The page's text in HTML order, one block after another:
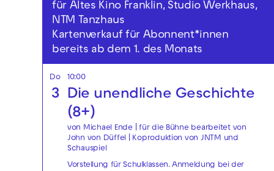
für Altes Kino Franklin, Studio Werkhaus,
NTM Tanzhaus
Kartenverkauf für Abonnent*innen
bereits ab dem 1. des Monats
Do
3
10:00
Die unendliche Geschichte
(8+)
von Michael Ende | für die Bühne bearbeitet von
John von Düffel | Koproduktion von JNTM und
Schauspiel
Vorstellung für Schulklassen. Anmeldung bei der